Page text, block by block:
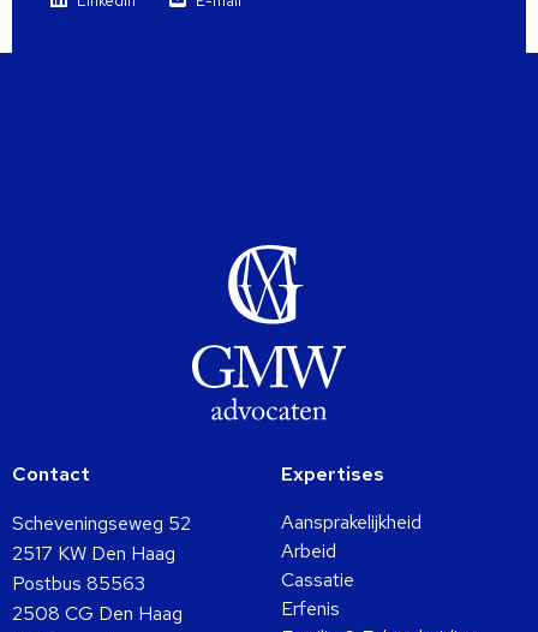
Contact
Scheveningseweg 52
2517 KW Den Haag
Postbus 85563
2508 CG Den Haag
Expertises
Aansprakelijkheid
Arbeid
Cassatie
Erfenis